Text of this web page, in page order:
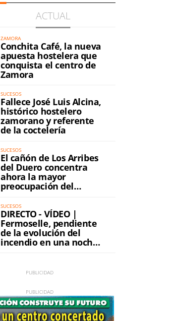
ACTUAL
ZAMORA
Conchita Café, la nueva
apuesta hostelera que
conquista el centro de
Zamora
SUCESOS
Fallece José Luis Alcina,
histórico hostelero
zamorano y referente
de la coctelería
SUCESOS
El cañón de Los Arribes
del Duero concentra
ahora la mayor
preocupación del
incendio
SUCESOS
DIRECTO - VÍDEO |
Fermoselle, pendiente
de la evolución del
incendio en una noche